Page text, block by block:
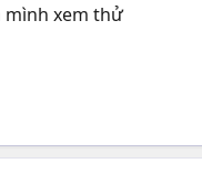
mình xem thử